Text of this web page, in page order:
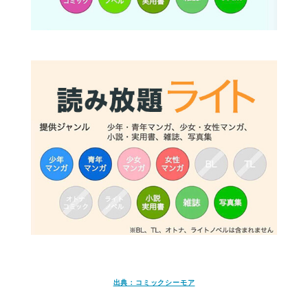
出典：コミックシーモア